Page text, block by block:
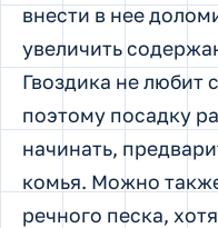
внести в нее
увеличить
Гвоздика не
поэтому посадку
начинать,
комья. Можно
речного песка,